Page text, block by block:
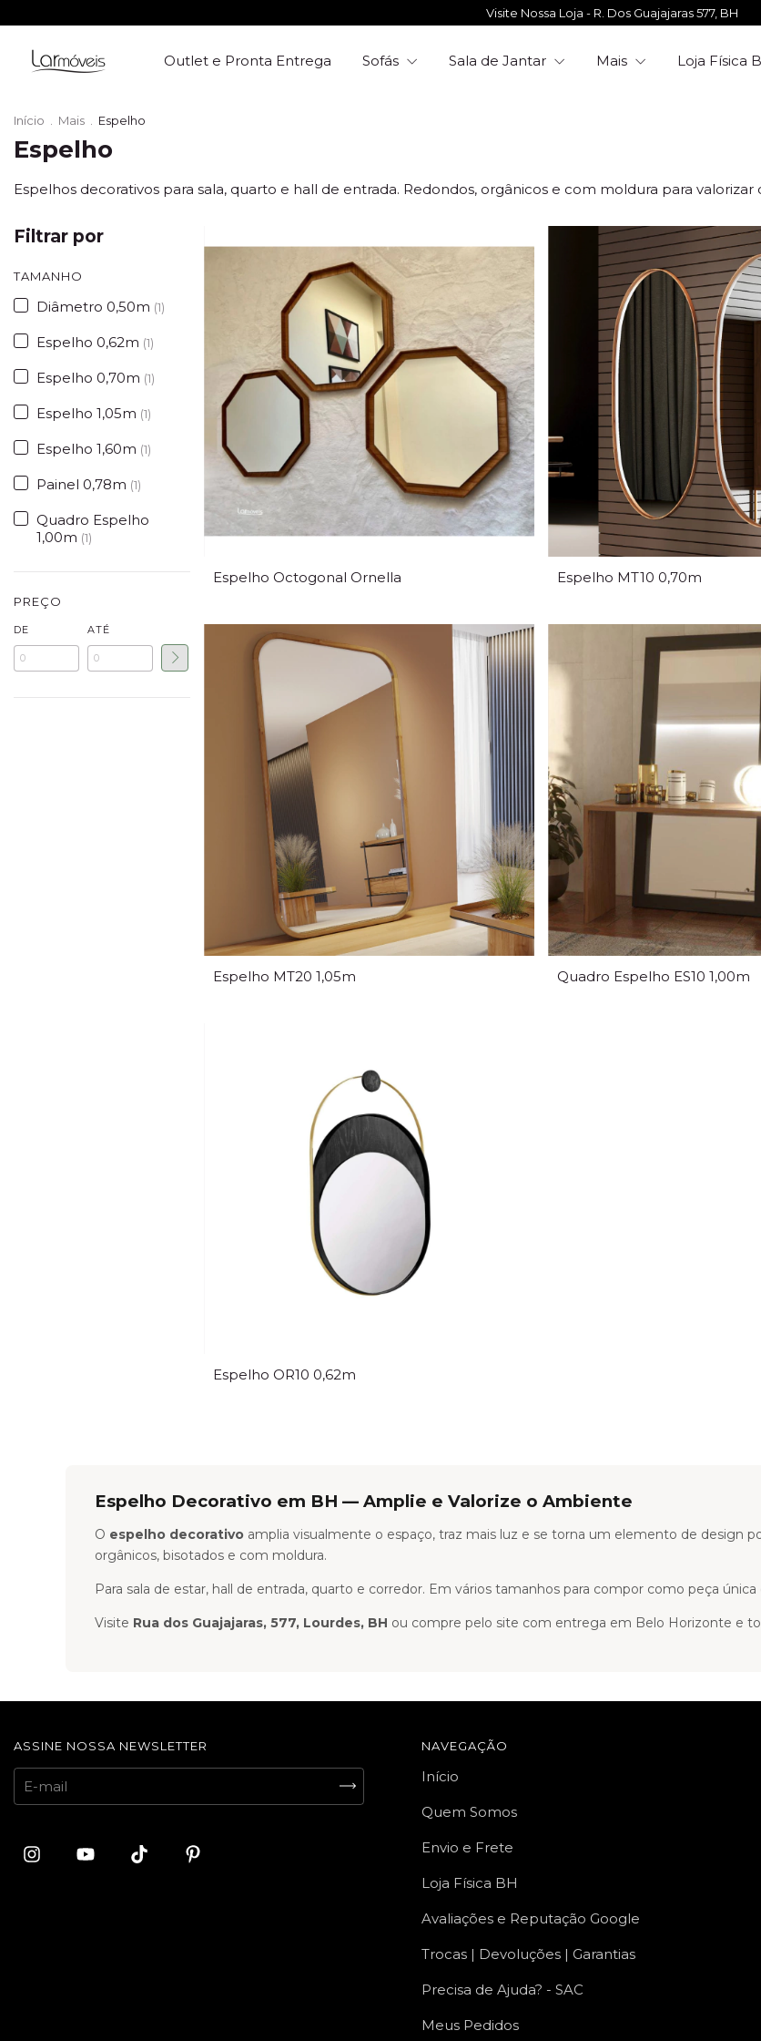
Visite Nossa Loja - R. Dos Guajajaras 577, BH
Outlet e Pronta Entrega Sofás Sala de Jantar Mais Loja Física
Início Mais Espelho
Espelho
Espelhos decorativos para sala, quarto e hall de entrada. Redondos, orgânicos e com moldura para
Filtrar por
TAMANHO
Diâmetro 0,50m (1)
Espelho 0,62m (1)
Espelho 0,70m (1)
Espelho 1,05m (1)
Espelho 1,60m (1)
Painel 0,78m (1)
Quadro Espelho
1,00m (1)
PREÇO
DE ATÉ
Espelho Octogonal Ornella Espelho MT10 0,70m
Espelho MT20 1,05m Quadro Espelho ES10 1,00m
Espelho OR10 0,62m
Espelho Decorativo em BH — Amplie e Valorize o Ambiente
O espelho decorativo amplia visualmente o espaço, traz mais luz e se torna um elemento de design
orgânicos, bisotados e com moldura.
Para sala de estar, hall de entrada, quarto e corredor. Em vários tamanhos para compor como peça
Visite Rua dos Guajajaras, 577, Lourdes, BH ou compre pelo site com entrega em Belo Horizonte e
ASSINE NOSSA NEWSLETTER NAVEGAÇÃO
Início
Quem Somos
Envio e Frete
Loja Física BH
Avaliações e Reputação Google
Trocas | Devoluções | Garantias
Precisa de Ajuda? - SAC
Meus Pedidos